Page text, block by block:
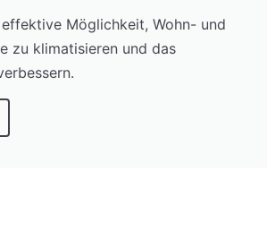
Möglichkeit, Wohn- und
zu klimatisieren und das